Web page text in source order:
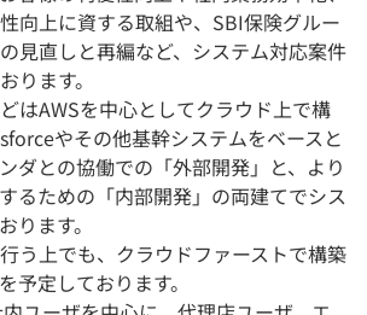
向上に資する取組や、SBI保険グルー
見直しと再編など、システム対応案件
ります。
はAWSを中心としてクラウド上で構
やその他基幹システムをベースと
ダとの協働での「外部開発」と、より
るための「内部開発」の両建てでシス
ります。
う上でも、クラウドファーストで構築
予定しております。